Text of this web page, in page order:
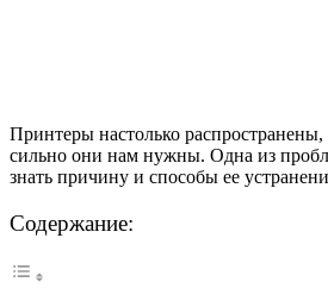
Принтеры настолько
сильно они нам нужны. Одна из
знать причину и способы ее
Содержание: